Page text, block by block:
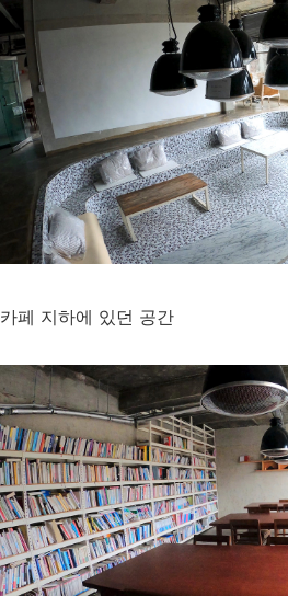
카페 지하에 있던 공간